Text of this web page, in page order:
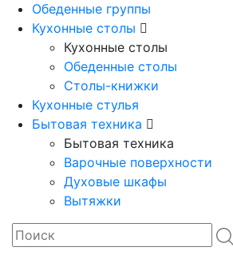
Обеденные группы
Кухонные столы
Кухонные столы
Обеденные столы
Столы-книжки
Кухонные стулья
Бытовая техника
Бытовая техника
Варочные поверхности
Духовые шкафы
Вытяжки